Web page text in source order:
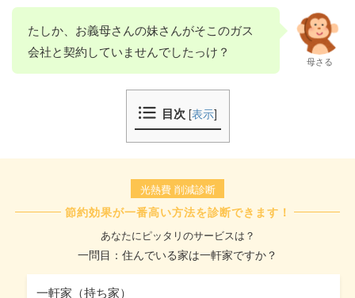
たしか、お義母さんの妹さんがそこのガス
会社と契約していませんでしたっけ？
母さる
目次 [表示]
光熱費 削減診断
節約効果が一番高い方法を診断できます！
あなたにピッタリのサービスは？
一問目：住んでいる家は一軒家ですか？
一軒家（持ち家）